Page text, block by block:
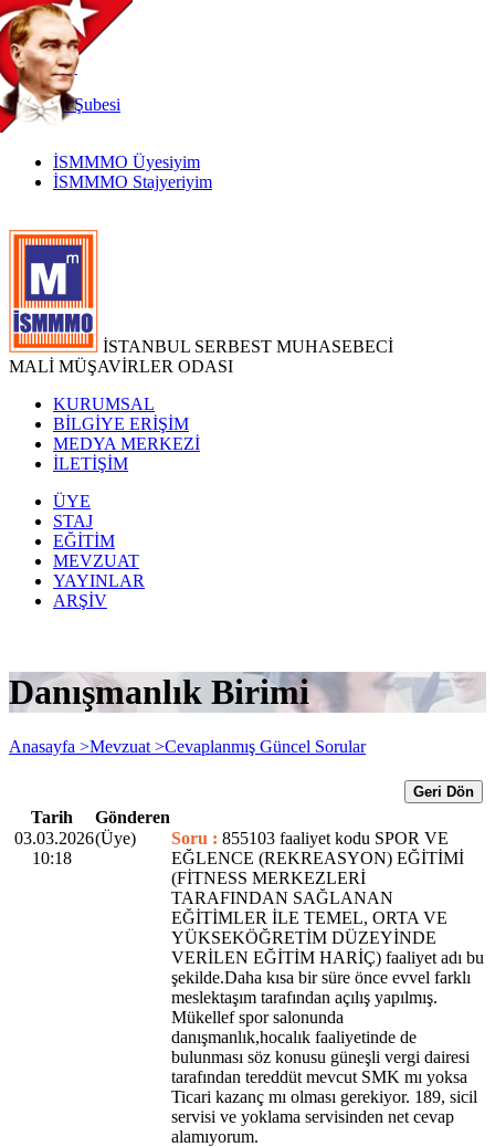
TR
|
EN
İnternetŞubesi
İSMMMO Üyesiyim
İSMMMO Stajyeriyim
İSTANBUL SERBEST MUHASEBECİ
MALİ MÜŞAVİRLER ODASI
KURUMSAL
BİLGİYE ERİŞİM
MEDYA MERKEZİ
İLETİŞİM
ÜYE
STAJ
EĞİTİM
MEVZUAT
YAYINLAR
ARŞİV
Danışmanlık Birimi
Anasayfa >Mevzuat >Cevaplanmış Güncel Sorular
Geri Dön
Tarih
Gönderen
03.03.2026
10:18
(Üye) Soru : 855103 faaliyet kodu SPOR VE
EĞLENCE (REKREASYON) EĞİTİMİ
(FİTNESS MERKEZLERİ
TARAFINDAN SAĞLANAN
EĞİTİMLER İLE TEMEL, ORTA VE
YÜKSEKÖĞRETİM DÜZEYİNDE
VERİLEN EĞİTİM HARİÇ) faaliyet adı bu
şekilde.Daha kısa bir süre önce evvel farklı
meslektaşım tarafından açılış yapılmış.
Mükellef spor salonunda
danışmanlık,hocalık faaliyetinde de
bulunması söz konusu güneşli vergi dairesi
tarafından tereddüt mevcut SMK mı yoksa
Ticari kazanç mı olması gerekiyor. 189, sicil
servisi ve yoklama servisinden net cevap
alamıyorum.